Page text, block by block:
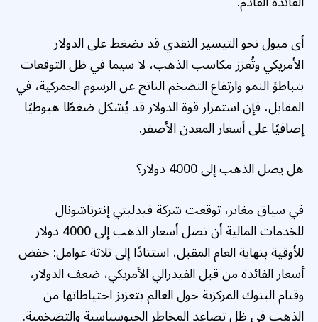
أي ميول نحو التيسير النقدي قد تضغط على الدولار
الأمريكي وتُعزز مكاسب الذهب، لا سيما في ظل التوقعات
بتباطؤ النمو وارتفاع التضخم الناتج عن الرسوم الجمركية، في
المقابل، فإن استمرار قوة الدولار قد يُشكل ضغطًا هبوطيًا
إضافيًا على أسعار المعدن الأصفر.
هل يصل الذهب إلى 4000 دولار؟
في سياق مغاير، توقعت شركة فيدليتي إنترناشونال
للخدمات المالية أن تصل أسعار الذهب إلى 4000 دولار
للأوقية بنهاية العام المقبل، استنادًا إلى ثلاثة عوامل: خفض
أسعار الفائدة من قبل الفيدرالي الأمريكي، ضعف الدولار،
وقيام البنوك المركزية حول العالم بتعزيز احتياطاتها من
الذهب في ظل تصاعد المخاطر الجيوسياسية والتضخمية.